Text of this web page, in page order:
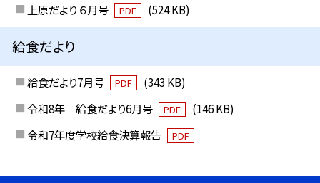
上原だより ６月号
PDF (524 KB)
給食だより
給食だより7月号 PDF
(343 KB)
令和8年 給食だより6月号
PDF
(146 KB)
令和7年度学校給食決算報告
PDF